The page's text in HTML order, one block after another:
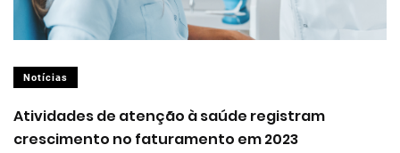
Notícias
Atividades de atenção à saúde registram
crescimento no faturamento em 2023